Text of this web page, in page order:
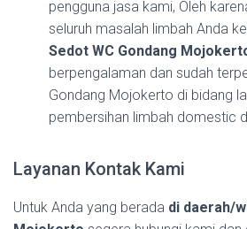
pengguna jasa kami, Oleh
seluruh masalah limbah Anda
Sedot WC Gondang
berpengalaman dan sudah
Gondang Mojokerto di bidang
pembersihan limbah domestic
Layanan Kontak Kami
Untuk Anda yang berada di daerah/